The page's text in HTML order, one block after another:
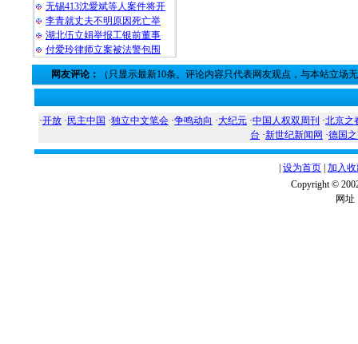
无锡413沈愛斌等人案件将开
李青就丈夫不明原因死亡举
湖北伍立娟举报工银前董事
付爱玲律师立案被法警包围
网友评论： （只显示最新10条。评论内容只代表网友观点，与本站立场
·开放 · 民主中国 ·独立中文笔会 ·争鸣动向 ·大纪元 ·中国人权双周刊 ·北京之
台 ·新世纪新闻网 ·德国
设为首页 加入
Copyright ©
网址